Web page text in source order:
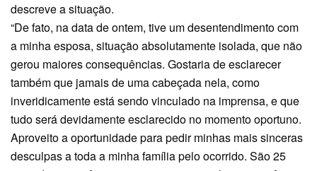
descreve a situação.
“De fato, na data de ontem, tive um desentendimento com
a minha esposa, situação absolutamente isolada, que não
gerou maiores consequências. Gostaria de esclarecer
também que jamais de uma cabeçada nela, como
inveridicamente está sendo vinculado na imprensa, e que
tudo será devidamente esclarecido no momento oportuno.
Aproveito a oportunidade para pedir minhas mais sinceras
desculpas a toda a minha família pelo ocorrido. São 25